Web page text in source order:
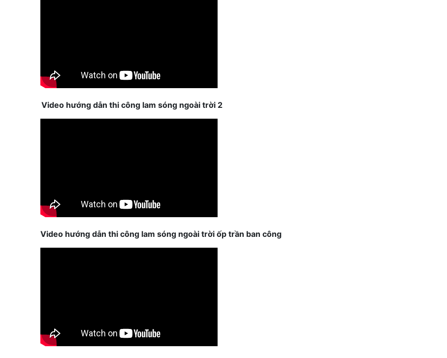
Video hướng dẫn thi công lam sóng ngoài trời 2
Video hướng dẫn thi công lam sóng ngoài trời ốp trần ban công